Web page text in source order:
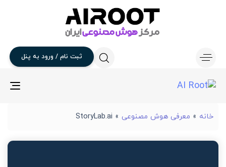
ثبت نام / ورود به پنل
خانه » معرفی هوش مصنوعی »
StoryLab.ai